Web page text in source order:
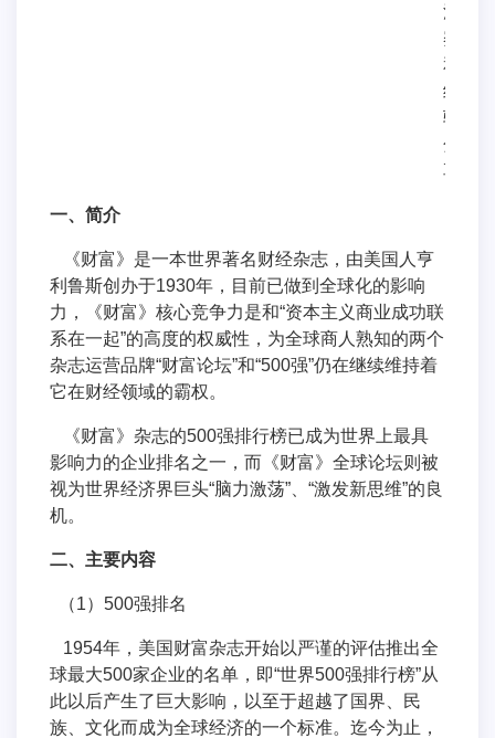
洞
察
和
经
验
分
享。
一、简介
《财富》是一本世界著名财经杂志，由美国人亨
利鲁斯创办于1930年，目前已做到全球化的影响
力，《财富》核心竞争力是和“资本主义商业成功联
系在一起”的高度的权威性，为全球商人熟知的两个
杂志运营品牌“财富论坛”和“500强”仍在继续维持着
它在财经领域的霸权。
《财富》杂志的500强排行榜已成为世界上最具
影响力的企业排名之一，而《财富》全球论坛则被
视为世界经济界巨头“脑力激荡”、“激发新思维”的良
机。
二、主要内容
（1）500强排名
1954年，美国财富杂志开始以严谨的评估推出全
球最大500家企业的名单，即“世界500强排行榜”从
此以后产生了巨大影响，以至于超越了国界、民
族、文化而成为全球经济的一个标准。迄今为止，